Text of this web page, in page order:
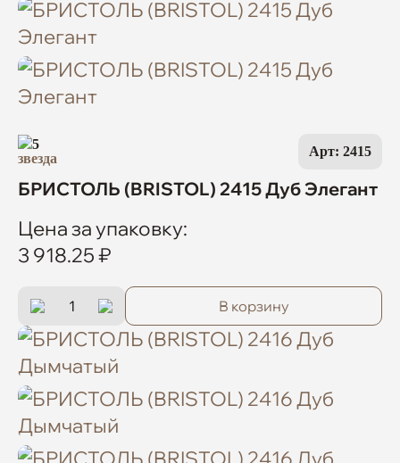
5 Арт: 2415
БРИСТОЛЬ (BRISTOL) 2415 Дуб Элегант
Цена за упаковку:
3 918.25 ₽
В корзину